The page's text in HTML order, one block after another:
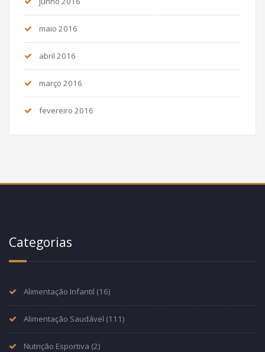
maio 2016
abril 2016
março 2016
fevereiro 2016
Categorias
Alimentação Infantil (16)
Alimentação Saudável (111)
Nutrição Esportiva (2)